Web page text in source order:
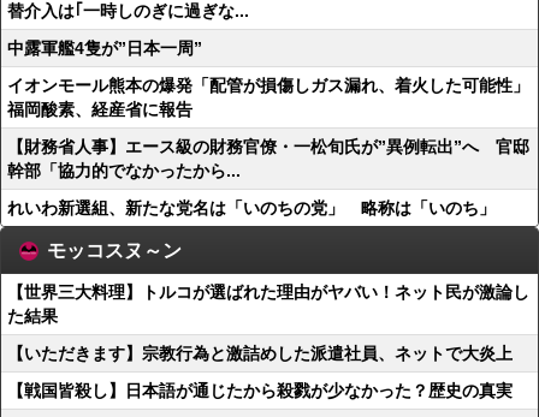
替介入は｢一時しのぎに過ぎな...
中露軍艦4隻が”日本一周”
イオンモール熊本の爆発「配管が損傷しガス漏れ、着火した可能性」
福岡酸素、経産省に報告
【財務省人事】エース級の財務官僚・一松旬氏が”異例転出”へ 官邸
幹部「協力的でなかったから...
れいわ新選組、新たな党名は「いのちの党」 略称は「いのち」
モッコスヌ～ン
【世界三大料理】トルコが選ばれた理由がヤバい！ネット民が激論し
た結果
【いただきます】宗教行為と激詰めした派遣社員、ネットで大炎上
【戦国皆殺し】日本語が通じたから殺戮が少なかった？歴史の真実